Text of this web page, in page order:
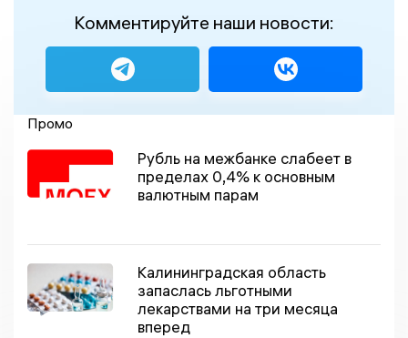
Комментируйте наши новости:
Промо
Рубль на межбанке слабеет в
пределах 0,4% к основным
валютным парам
Калининградская область
запаслась льготными
лекарствами на три месяца
вперед